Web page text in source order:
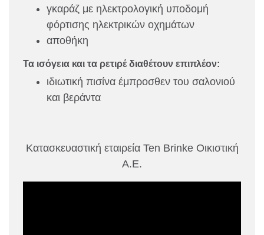
γκαράζ με ηλεκτρολογική υποδομή
φόρτισης ηλεκτρικών οχημάτων
αποθήκη
Τα ισόγεια και τα ρετιρέ διαθέτουν επιπλέον:
ιδιωτική πισίνα έμπροσθεν του σαλονιού
και βεράντα
Κατασκευαστική εταιρεία Ten Brinke Οικιστική
Α.Ε.